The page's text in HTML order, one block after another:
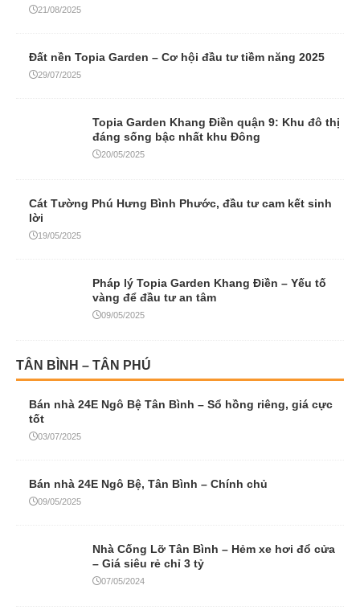
21/08/2025
Đất nền Topia Garden – Cơ hội đầu tư tiềm năng 2025
29/07/2025
Topia Garden Khang Điền quận 9: Khu đô thị
đáng sống bậc nhất khu Đông
20/05/2025
Cát Tường Phú Hưng Bình Phước, đầu tư cam kết sinh
lời
19/05/2025
Pháp lý Topia Garden Khang Điền – Yếu tố
vàng để đầu tư an tâm
09/05/2025
TÂN BÌNH – TÂN PHÚ
Bán nhà 24E Ngô Bệ Tân Bình – Sổ hồng riêng, giá cực
tốt
03/07/2025
Bán nhà 24E Ngô Bệ, Tân Bình – Chính chủ
09/05/2025
Nhà Cống Lỡ Tân Bình – Hẻm xe hơi đổ cửa
– Giá siêu rẻ chỉ 3 tỷ
07/05/2024